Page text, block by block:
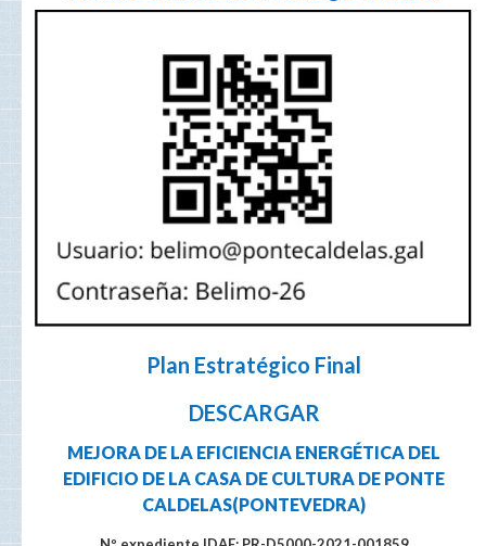
Plan Estratégico Final
DESCARGAR
MEJORA DE LA EFICIENCIA ENERGÉTICA DEL
EDIFICIO DE LA CASA DE CULTURA DE PONTE
CALDELAS(PONTEVEDRA)